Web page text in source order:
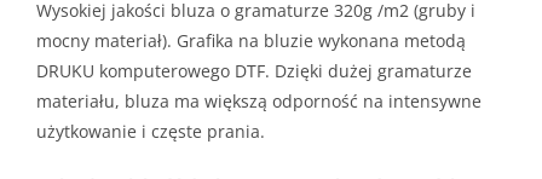
Wysokiej jakości bluza o gramaturze 320g /m2 (gruby i
mocny materiał). Grafika na bluzie wykonana metodą
DRUKU komputerowego DTF. Dzięki dużej gramaturze
materiału, bluza ma większą odporność na intensywne
użytkowanie i częste prania.